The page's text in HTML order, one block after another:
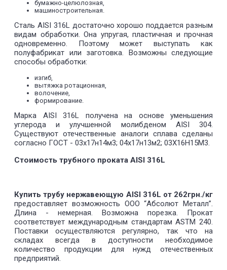
бумажно-целюлозная,
машиностроительная.
Сталь AISI 316L достаточно хорошо поддается разным
видам обработки. Она упругая, пластичная и прочная
одновременно. Поэтому может выступать как
полуфабрикат или заготовка. Возможны следующие
способы обработки:
изгиб,
вытяжка ротационная,
волочение,
формирование.
Марка AISI 316L получена на основе уменьшения
углерода и улучшенной молибденом AISI 304.
Существуют отечественные аналоги сплава сделаны
согласно ГОСТ - 03х17н14м3; 04х17н13м2; 03Х16Н15М3.
Стоимость трубного проката AISI 316L
Купить трубу нержавеющую AISI 316L от 262грн./кг
предоставляет возможность ООО “Абсолют Металл”.
Длина - немерная. Возможна порезка. Прокат
соответствует международным стандартам ASTM 240.
Поставки осуществляются регулярно, так что на
складах всегда в доступности необходимое
количество продукции для нужд отечественных
предприятий.